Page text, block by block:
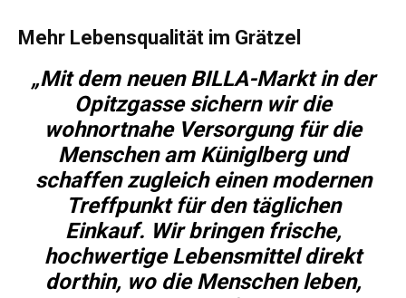
Mehr Lebensqualität im Grätzel
„Mit dem neuen BILLA-Markt in der
Opitzgasse sichern wir die
wohnortnahe Versorgung für die
Menschen am Küniglberg und
schaffen zugleich einen modernen
Treffpunkt für den täglichen
Einkauf. Wir bringen frische,
hochwertige Lebensmittel direkt
dorthin, wo die Menschen leben,